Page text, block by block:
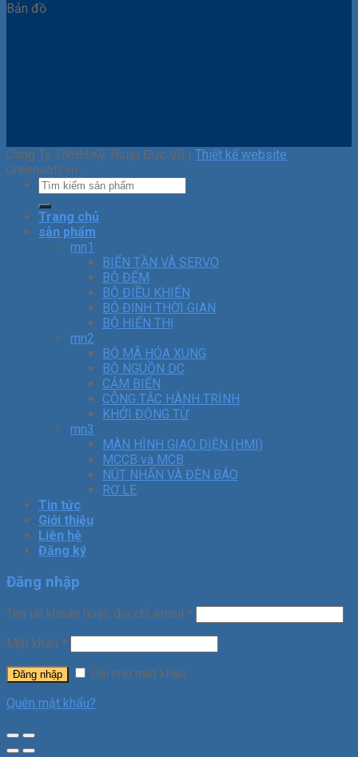
Bản đồ
Công Ty TNHH Kỹ Thuật Đức Vũ | Thiết kế website
Greensoft.vn -
Trang chủ
sản phẩm
mn1
BIẾN TẦN VÀ SERVO
BỘ ĐẾM
BỘ ĐIỀU KHIỂN
BỘ ĐỊNH THỜI GIAN
BỘ HIỂN THỊ
mn2
BỘ MÃ HÓA XUNG
BỘ NGUỒN DC
CẢM BIẾN
CÔNG TẮC HÀNH TRÌNH
KHỞI ĐỘNG TỪ
mn3
MÀN HÌNH GIAO DIỆN (HMI)
MCCB và MCB
NÚT NHẤN VÀ ĐÈN BÁO
RƠ LE
Tin tức
Giới thiệu
Liên hệ
Đăng ký
Đăng nhập
Tên tài khoản hoặc địa chỉ email *
Mật khẩu *
Đăng nhập
Ghi nhớ mật khẩu
Quên mật khẩu?